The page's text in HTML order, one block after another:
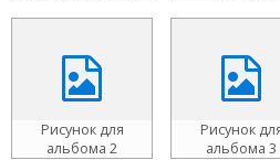
Рисунок для
альбома 2
Рисунок
альбома 3